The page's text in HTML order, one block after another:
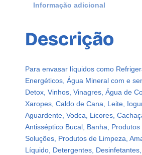
Informação adicional
Descrição
Para envasar líquidos como
Energéticos, Água Mineral com e
Detox, Vinhos, Vinagres, Água de
Xaropes, Caldo de Cana, Leite,
Aguardente, Vodca, Licores,
Antisséptico Bucal, Banha, Produtos
Soluções, Produtos de Limpeza,
Líquido, Detergentes,